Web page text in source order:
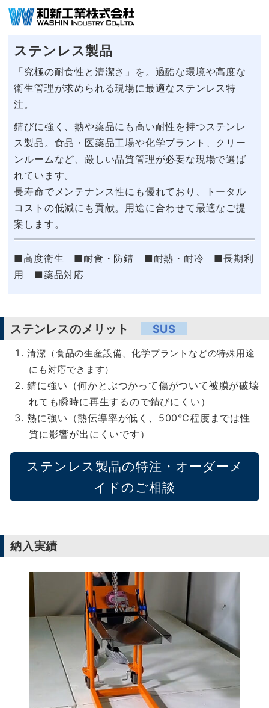
ステンレス製品
「究極の耐食性と清潔さ」を。過酷な環境や高度な
衛生管理が求められる現場に最適なステンレス特
注。
錆びに強く、熱や薬品にも高い耐性を持つステンレ
ス製品。食品・医薬品工場や化学プラント、クリー
ンルームなど、厳しい品質管理が必要な現場で選ば
れています。
長寿命でメンテナンス性にも優れており、トータル
コストの低減にも貢献。用途に合わせて最適なご提
案します。
■高度衛生 ■耐食・防錆 ■耐熱・耐冷 ■長期利
用 ■薬品対応
ステンレスのメリット SUS
清潔（食品の生産設備、化学プラントなどの特殊用途
にも対応できます）
錆に強い（何かとぶつかって傷がついて被膜が破壊
れても瞬時に再生するので錆びにくい）
熱に強い（熱伝導率が低く、500℃程度までは性
質に影響が出にくいです）
ステンレス製品の特注・オーダーメ
イドのご相談
納入実績